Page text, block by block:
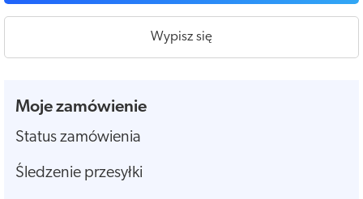
Wypisz się
Moje zamówienie
Status zamówienia
Śledzenie przesyłki